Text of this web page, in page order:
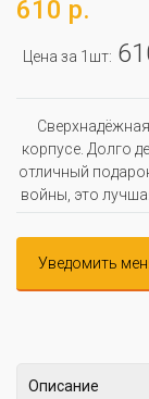
610 р.
Цена за 1шт:
корпусе. Долго
отличный
войны, это
Уведомить
Описание